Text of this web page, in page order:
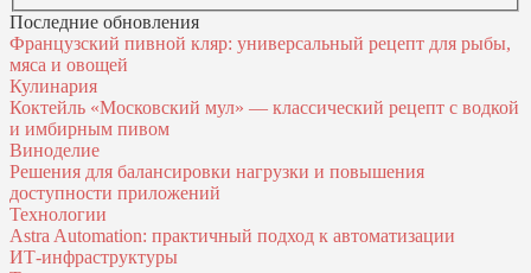
Последние обновления
Французский пивной кляр: универсальный рецепт для рыбы,
мяса и овощей
Кулинария
Коктейль «Московский мул» — классический рецепт с водкой
и имбирным пивом
Виноделие
Решения для балансировки нагрузки и повышения
доступности приложений
Технологии
Astra Automation: практичный подход к автоматизации
ИТ‑инфраструктуры